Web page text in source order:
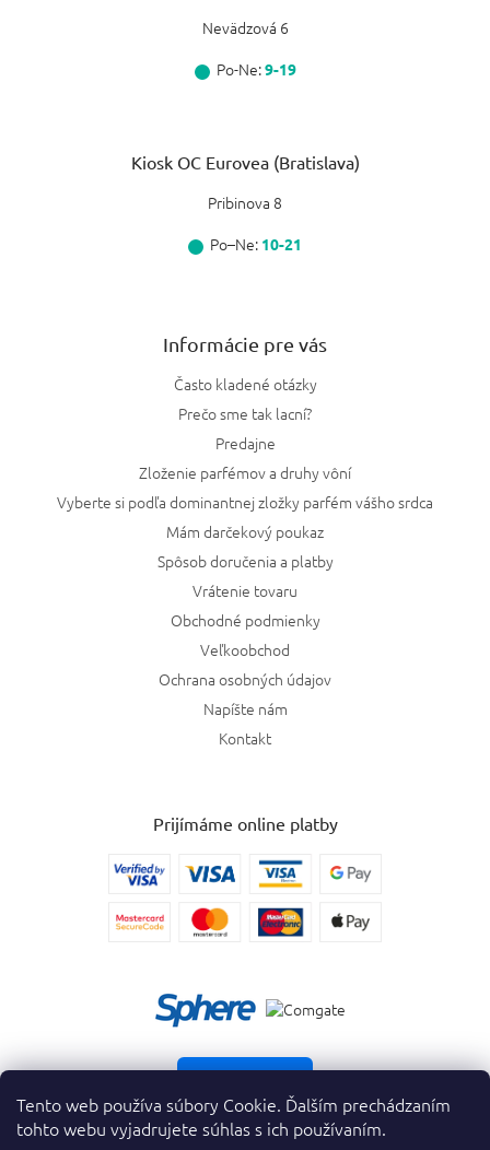
Tento web používa súbory Cookie. Ďalším prechádzaním
tohto webu vyjadrujete súhlas s ich používaním.
Nevädzová 6
Po-Ne:9-19
Kiosk OC Eurovea (Bratislava)
Pribinova 8
Po–Ne: 10-21
Informácie pre vás
Často kladené otázky
Prečo sme tak lacní?
Predajne
Zloženie parfémov a druhy vôní
Vyberte si podľa dominantnej zložky parfém vášho srdca
Mám darčekový poukaz
Spôsob doručenia a platby
Vrátenie tovaru
Obchodné podmienky
Veľkoobchod
Ochrana osobných údajov
Napíšte nám
Kontakt
Prijímáme online platby